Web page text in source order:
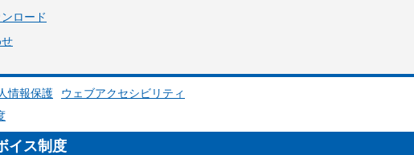
ロード
情報保護
ウェブアクセシビリティ
イス制度